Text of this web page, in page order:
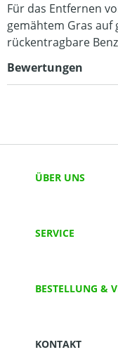
Für das Entfernen
gemähtem Gras auf
rückentragbare
Bewertungen
ÜBER UNS
SERVICE
BESTELLUNG &
KONTAKT